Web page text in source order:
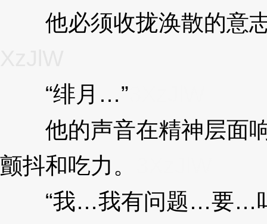
他必须收拢涣散的意志
“绯月…”
他的声音在精神层面响
颤抖和吃力。
“我…我有问题…要…